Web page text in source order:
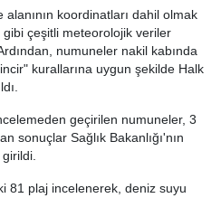
alanının koordinatları dahil olmak
gibi çeşitli meteorolojik veriler
numuneler nakil kabında
kurallarına uygun şekilde Halk
geçirilen numuneler, 3
sonuçlar Sağlık Bakanlığı'nın
81 plaj incelenerek, deniz suyu